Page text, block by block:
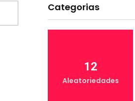
Categorias
12
Aleatoriedades